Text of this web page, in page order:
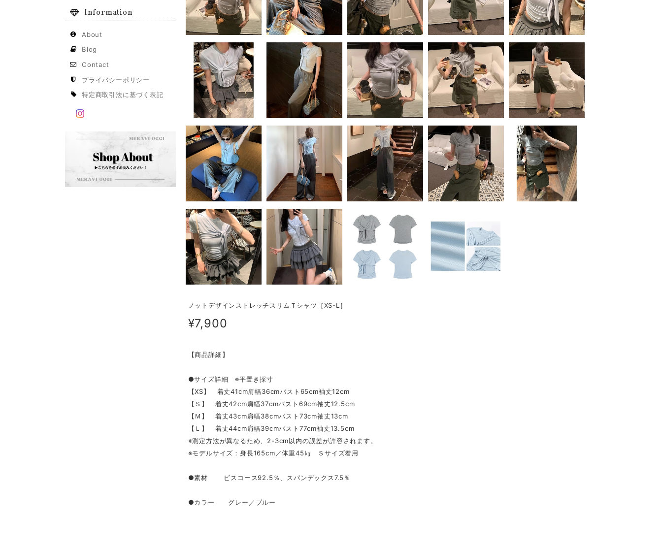
Information
About
Blog
Contact
プライバシーポリシー
特定商取引法に基づく表記
ノットデザインストレッチスリムＴシャツ［XS-L］
¥7,900
【商品詳細】
●サイズ詳細 ※平置き採寸
【XS】 着丈41cm肩幅36cmバスト65cm袖丈12cm
【Ｓ】 着丈42cm肩幅37cmバスト69cm袖丈12.5cm
【Ｍ】 着丈43cm肩幅38cmバスト73cm袖丈13cm
【Ｌ】 着丈44cm肩幅39cmバスト77cm袖丈13.5cm
※測定方法が異なるため、2-3cm以内の誤差が許容されます。
※モデルサイズ：身長165cm／体重45㎏ Ｓサイズ着用
●素材 ビスコース92.5％、スパンデックス7.5％
●カラー グレー／ブルー